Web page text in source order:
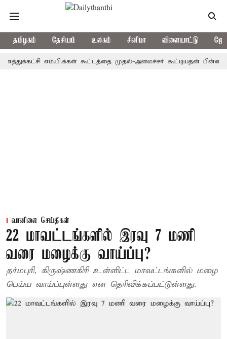
தமிழகம் தேசியம் உலகம் சினிமா விளையாட்டு
எம்.பி.க்கள் கூட்டத்தை முதல்-அமைச்சர் கூட்டியதன் பின்னணி
வானிலை செய்திகள்
22 மாவட்டங்களில் இரவு 7 மணி
வரை மழைக்கு வாய்ப்பு?
தர்மபுரி, கிருஷ்ணகிரி உள்ளிட்ட மாவட்டங்களில் மழை
பெய்ய வாய்ப்புள்ளது என தெரிவிக்கப்பட்டுள்ளது.